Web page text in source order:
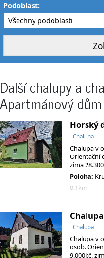
Podoblast:
Další chalupy a
Apartmánový
Horský
Chalupa
Chalupa v
Orientační
zima
Poloha:
0.1km
Chalupa
Chalupa v
osob.
9.000kč,